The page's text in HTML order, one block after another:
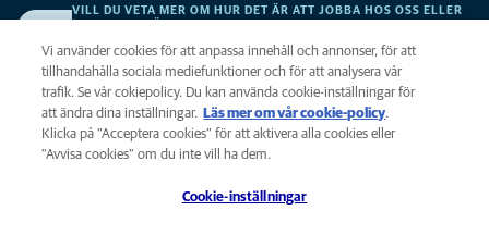
VILL DU VETA MER OM HUR DET ÄR ATT JOBBA HOS OSS ELLER
Integritet
Legalt
Vi använder cookies för att anpassa innehåll och annonser, för att
tillhandahålla sociala mediefunktioner och för att analysera vår
trafik. Se vår cokiepolicy. Du kan använda cookie-inställningar för
att ändra dina inställningar.
Läs mer om vår cookie-policy(opens in a
new tab)
.
Klicka på ”Acceptera cookies” för att aktivera alla cookies eller
”Avvisa cookies” om du inte vill ha dem.
Cookie-inställningar